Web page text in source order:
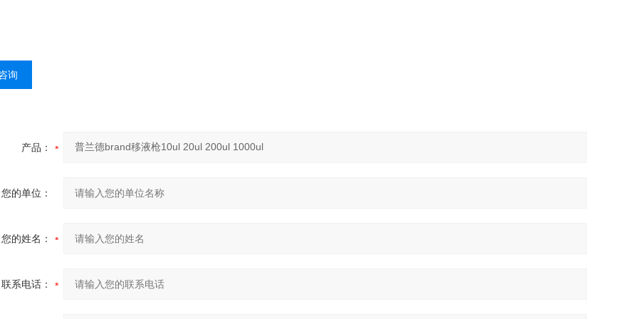
询
产品：
您的单位：
您的姓名：
联系电话：